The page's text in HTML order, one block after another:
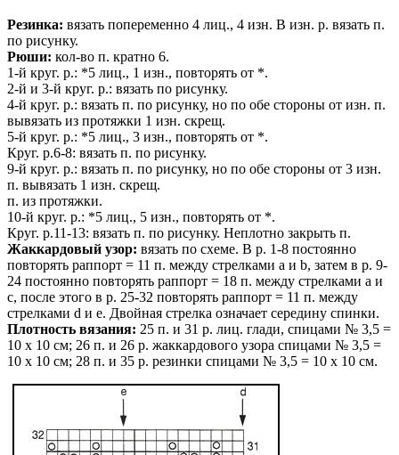
Резинка: вязать попеременно 4 лиц., 4 изн. В изн. р. вязать п.
по рисунку.
Рюши: кол-во п. кратно 6.
1-й круг. р.: *5 лиц., 1 изн., повторять от *.
2-й и 3-й круг. р.: вязать по рисунку.
4-й круг. р.: вязать п. по рисунку, но по обе стороны от изн. п.
вывязать из протяжки 1 изн. скрещ.
5-й круг. р.: *5 лиц., 3 изн., повторять от *.
Круг. р.6-8: вязать п. по рисунку.
9-й круг. р.: вязать п. по рисунку, но по обе стороны от 3 изн.
п. вывязать 1 изн. скрещ.
п. из протяжки.
10-й круг. р.: *5 лиц., 5 изн., повторять от *.
Круг. р.11-13: вязать п. по рисунку. Неплотно закрыть п.
Жаккардовый узор: вязать по схеме. В р. 1-8 постоянно
повторять раппорт = 11 п. между стрелками а и b, затем в р. 9-
24 постоянно повторять раппорт = 18 п. между стрелками а и
с, после этого в р. 25-32 повторять раппорт = 11 п. между
стрелками d и е. Двойная стрелка означает середину спинки.
Плотность вязания: 25 п. и 31 р. лиц. глади, спицами № 3,5 =
10 х 10 см; 26 п. и 26 р. жаккардового узора спицами № 3,5 =
10 х 10 см; 28 п. и 35 р. резинки спицами № 3,5 = 10 х 10 см.